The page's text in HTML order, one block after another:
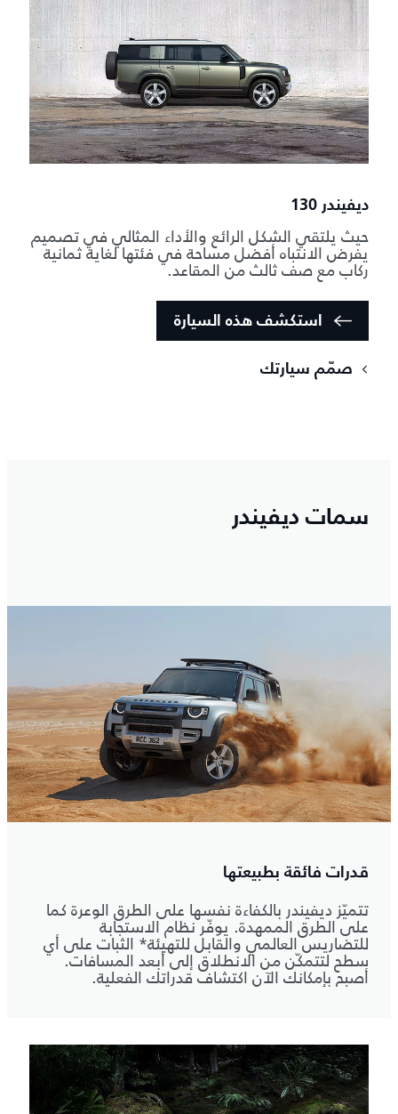
ديفيندر 130
حيث يلتقي الشكل الرائع والأداء المثالي في تصميم
يفرض الانتباه أفضل مساحة في فئتها لغاية ثمانية
ركاب مع صف ثالث من المقاعد.
استكشف هذه السيارة
صمّم سيارتك
سمات ديفيندر
قدرات فائقة بطبيعتها
تتميّز ديفيندر بالكفاءة نفسها على الطرق الوعرة كما
على الطرق الممهدة. يوفّر نظام الاستجابة
للتضاريس العالمي والقابل للتهيئة* الثبات على أي
سطح لتتمكّن من الانطلاق إلى أبعد المسافات.
أصبح بإمكانك الآن اكتشاف قدراتك الفعلية.